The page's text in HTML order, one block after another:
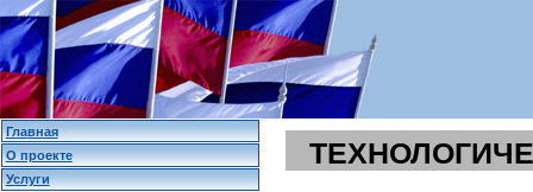
Главная
О проекте
Услуги